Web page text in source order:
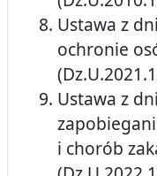
Ustawa z
ochronie
Ustawa z
i chorób